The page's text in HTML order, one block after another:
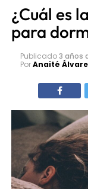
¿Cuál es
para
Publicado3 años
PorAnaité